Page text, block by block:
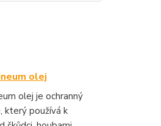
olej
olej je ochranný
který používá k